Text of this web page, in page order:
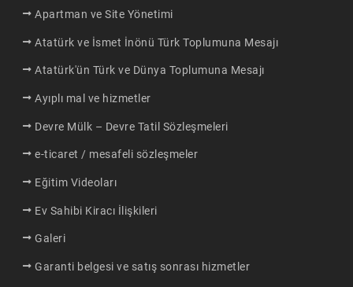
Apartman ve Site Yönetimi
Atatürk ve İsmet İnönü Türk Toplumuna Mesajı
Atatürk'ün Türk ve Dünya Toplumuna Mesajı
Ayıplı mal ve hizmetler
Devre Mülk – Devre Tatil Sözleşmeleri
e-ticaret / mesafeli sözleşmeler
Eğitim Videoları
Ev Sahibi Kiracı İlişkileri
Galeri
Garanti belgesi ve satış sonrası hizmetler